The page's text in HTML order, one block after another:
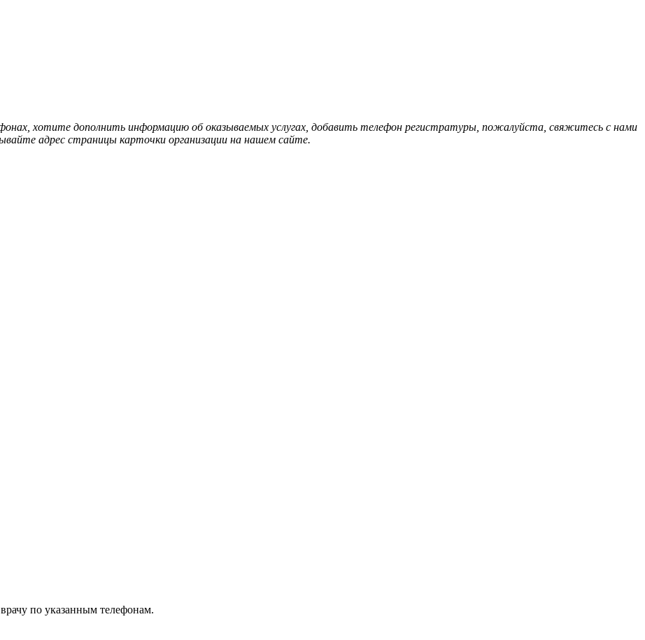
хотите дополнить информацию об оказываемых услугах, добавить телефон регистратуры, пожалуйста, свяжитесь с нами
адрес страницы карточки организации на нашем сайте.
по указанным телефонам.